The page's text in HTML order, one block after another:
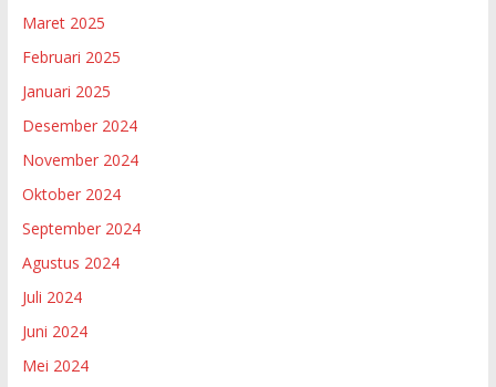
Maret 2025
Februari 2025
Januari 2025
Desember 2024
November 2024
Oktober 2024
September 2024
Agustus 2024
Juli 2024
Juni 2024
Mei 2024